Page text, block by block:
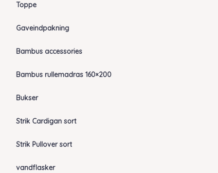
Toppe
Gaveindpakning
Bambus accessories
Bambus rullemadras 160×200
Bukser
Strik Cardigan sort
Strik Pullover sort
vandflasker